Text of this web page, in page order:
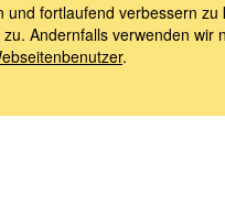
fortlaufend verbessern
Andernfalls verwenden
.